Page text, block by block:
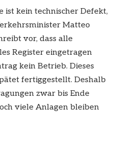
ist kein technischer Defekt,
Matteo
vor, dass alle
Register eingetragen
kein Betrieb. Dieses
fertiggestellt. Deshalb
zwar bis Ende
viele Anlagen bleiben